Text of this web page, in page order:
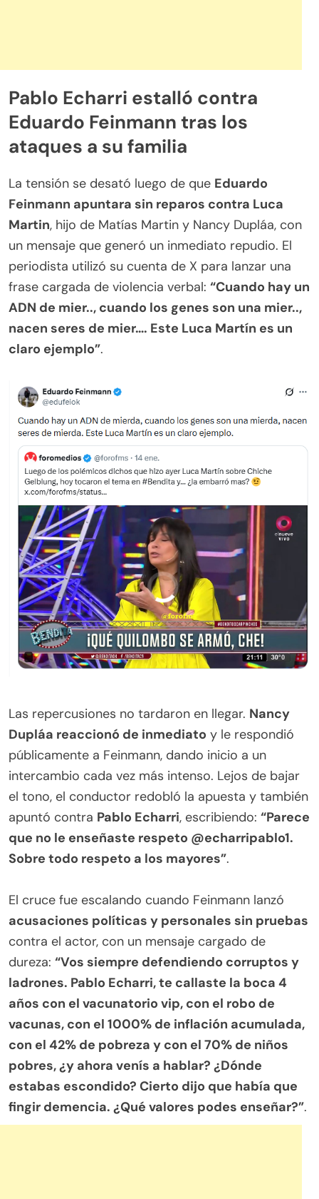
Pablo Echarri estalló contra
Eduardo Feinmann tras los
ataques a su familia
La tensión se desató luego de que Eduardo
Feinmann apuntara sin reparos contra Luca
Martin, hijo de Matías Martin y Nancy Dupláa, con
un mensaje que generó un inmediato repudio. El
periodista utilizó su cuenta de X para lanzar una
frase cargada de violencia verbal: “Cuando hay un
ADN de mier.., cuando los genes son una mier..,
nacen seres de mier…. Este Luca Martín es un
claro ejemplo”.
Las repercusiones no tardaron en llegar. Nancy
Dupláa reaccionó de inmediato y le respondió
públicamente a Feinmann, dando inicio a un
intercambio cada vez más intenso. Lejos de bajar
el tono, el conductor redobló la apuesta y también
apuntó contra Pablo Echarri, escribiendo: “Parece
que no le enseñaste respeto @echarripablo1.
Sobre todo respeto a los mayores”.
El cruce fue escalando cuando Feinmann lanzó
acusaciones políticas y personales sin pruebas
contra el actor, con un mensaje cargado de
dureza: “Vos siempre defendiendo corruptos y
ladrones. Pablo Echarri, te callaste la boca 4
años con el vacunatorio vip, con el robo de
vacunas, con el 1000% de inflación acumulada,
con el 42% de pobreza y con el 70% de niños
pobres, ¿y ahora venís a hablar? ¿Dónde
estabas escondido? Cierto dijo que había que
fingir demencia. ¿Qué valores podes enseñar?”.